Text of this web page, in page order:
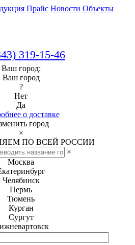
Прайс Новости Объекты
319-15-46
Ваш город:
Ваш город
?
Нет
Да
о доставке
город
×
ПО ВСЕЙ РОССИИ
×
Москва
Челябинск
Пермь
Тюмень
Курган
Сургут